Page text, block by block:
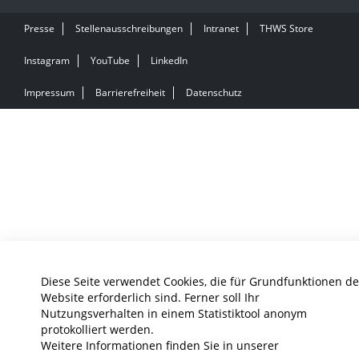
Diese Seite verwendet Cookies, die für Grundfunktionen
Website erforderlich sind. Ferner soll Ihr
Nutzungsverhalten in einem Statistiktool anonym
protokolliert werden.
Weitere Informationen finden Sie in unserer
Presse Stellenausschreibungen Intranet THWS Store
Instagram YouTube LinkedIn
Impressum Barrierefreiheit Datenschutz